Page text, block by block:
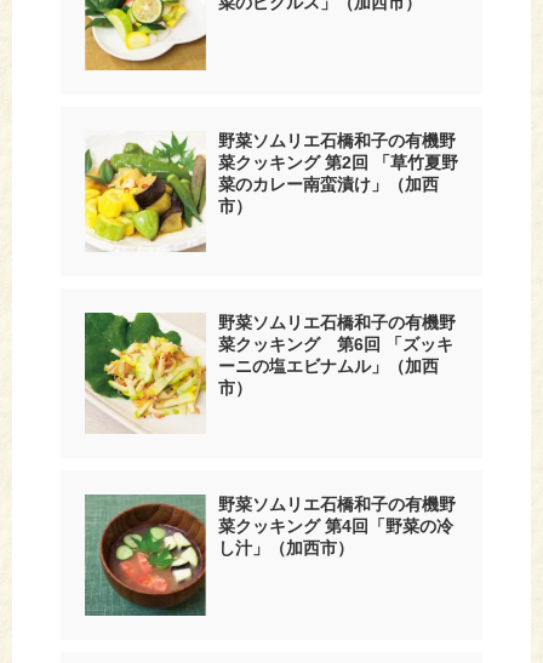
野菜ソムリエ石橋和子の有機野
菜クッキング 第2回 「草竹夏野
菜のカレー南蛮漬け」（加西
市）
野菜ソムリエ石橋和子の有機野
菜クッキング 第6回 「ズッキ
ーニの塩エビナムル」（加西
市）
野菜ソムリエ石橋和子の有機野
菜クッキング 第4回「野菜の冷
し汁」（加西市）